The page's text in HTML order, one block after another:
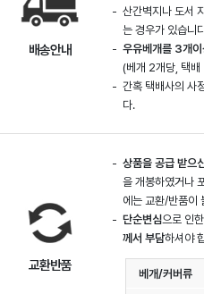
배송안내
산간벽지나 도서
는 경우가 있습니
우유베개를 3개
(베개 2개당, 택배
간혹 택배사의 사
다.
교환반품
상품을 공급 받으
을 개봉하였거나
에는 교환/반품이
단순변심으로 인
께서 부담하셔야
베개/커버류